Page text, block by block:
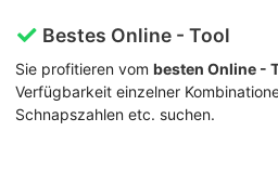
Bestes Online - Tool
Sie profitieren vom besten Online -
Verfügbarkeit einzelner
Schnapszahlen etc. suchen.